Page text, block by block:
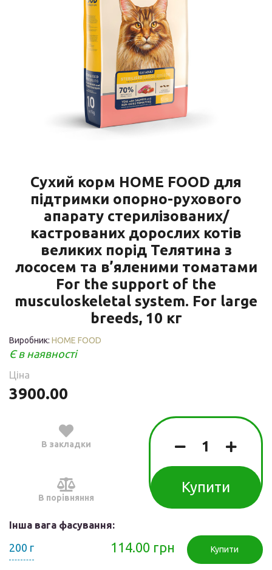
Сухий корм HOME FOOD для
підтримки опорно-рухового
апарату стерилізованих/
кастрованих дорослих котів
великих порід Телятина з
лососем та в’яленими томатами
For the support of the
musculoskeletal system. For large
breeds, 10 кг
Виробник: HOME FOOD
Є в наявності
Ціна
3900.00
В закладки
В порівняння
Купити
Інша вага фасування:
200 г 114.00 грн Купити